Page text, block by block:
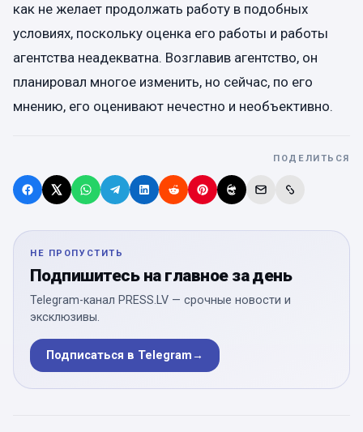
как не желает продолжать работу в подобных
условиях, поскольку оценка его работы и работы
агентства неадекватна. Возглавив агентство, он
планировал многое изменить, но сейчас, по его
мнению, его оценивают нечестно и необъективно.
ПОДЕЛИТЬСЯ
НЕ ПРОПУСТИТЬ
Подпишитесь на главное за день
Telegram-канал PRESS.LV — срочные новости и
эксклюзивы.
Подписаться в Telegram→